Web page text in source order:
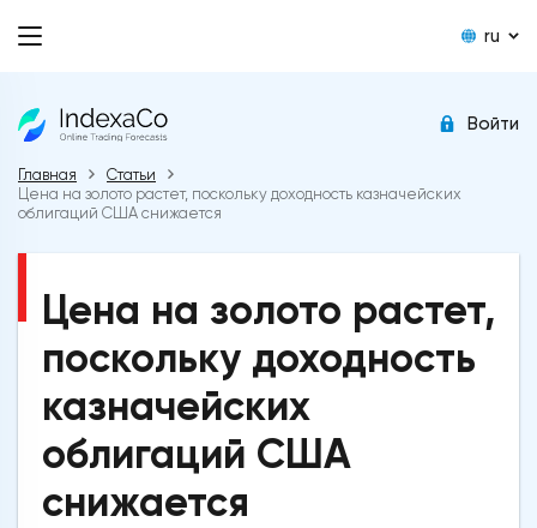
ru
Войти
Главная
Статьи
Цена на золото растет, поскольку доходность казначейских
облигаций США снижается
Цена на золото растет,
поскольку доходность
казначейских
облигаций США
снижается